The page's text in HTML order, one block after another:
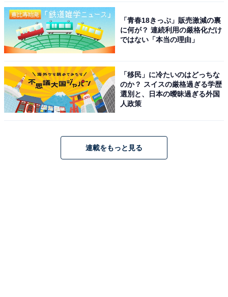
「青春18きっぷ」販売激減の裏
に何が？ 連続利用の厳格化だけ
ではない「本当の理由」
「移民」に冷たいのはどっちな
のか？ スイスの厳格過ぎる学歴
選別と、日本の曖昧過ぎる外国
人政策
連載をもっと見る